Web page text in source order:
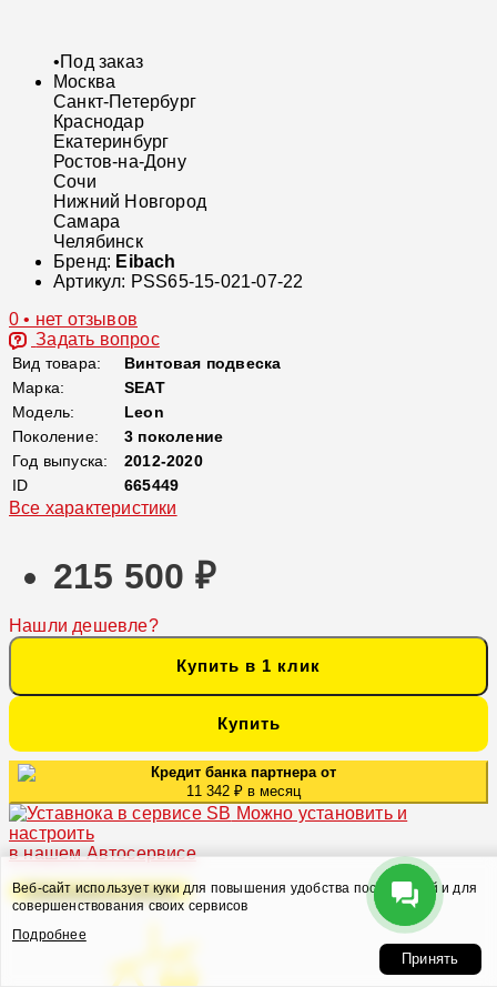
•Под заказ
Москва
Санкт-Петербург
Краснодар
Екатеринбург
Ростов-на-Дону
Сочи
Нижний Новгород
Самара
Челябинск
Бренд: Eibach
Артикул: PSS65-15-021-07-22
0 • нет отзывов
Задать вопрос
Вид товара:
Винтовая подвеска
Марка:
SEAT
Модель:
Leon
Поколение:
3 поколение
Год выпуска:
2012-2020
ID
665449
Все характеристики
215 500 ₽
Нашли дешевле?
Купить в 1 клик
Купить
Кредит банка партнера от
11 342 ₽ в месяц
Можно установить и
настроить
в нашем Автосервисе
Оформить заказ
Веб-сайт использует куки для повышения удобства посетителей и для
совершенствования своих сервисов
Подробнее
Принять